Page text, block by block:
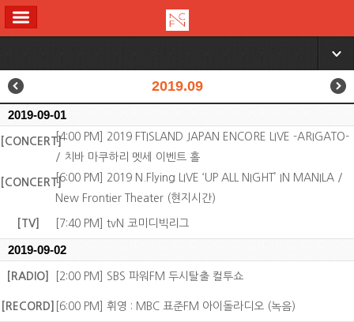
▼
2019.09
2019-09-01
[CONCERT][4:00 PM] 2019 FTISLAND JAPAN ENCORE LIVE -ARIGATO-
/ 치바 마쿠하리 멧세 이벤트 홀
[CONCERT][6:00 PM] 2019 N.Flying LIVE ‘UP ALL NIGHT’ IN MANILA /
New Frontier Theater (현지시간)
[TV] [7:40 PM] tvN 코미디빅리그
2019-09-02
[RADIO] [2:00 PM] SBS 파워FM 두시탈출 컬투쇼
[RECORD] [6:00 PM] 휘영 : MBC 표준FM 아이돌라디오 (녹음)